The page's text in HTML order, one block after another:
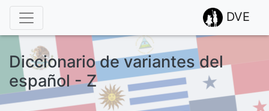
DVE
Diccionario de variantes del
español - Z